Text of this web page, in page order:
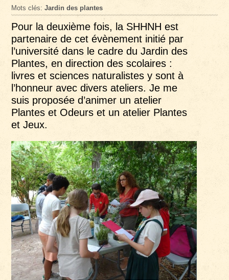
Mots clés:Jardin des plantes
Pour la deuxième fois, la SHHNH est
partenaire de cet évènement initié par
l’université dans le cadre du Jardin des
Plantes, en direction des scolaires :
livres et sciences naturalistes y sont à
l’honneur avec divers ateliers. Je me
suis proposée d’animer un atelier
Plantes et Odeurs et un atelier Plantes
et Jeux.